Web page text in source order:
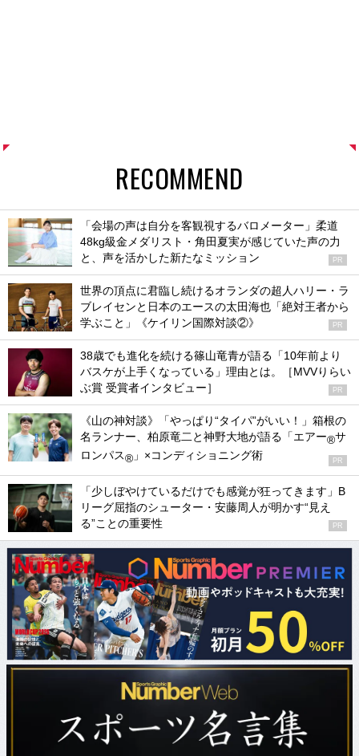
RECOMMEND
「会場の声は自分を客観視するバロメーター」柔道
48kg級金メダリスト・角田夏実が感じていた声の力
と、声を活かした新たなミッション
PR
世界の頂点に君臨し続けるオランダの超人ハリー・ラ
ブレイセンと日本のエースの太田海也「絶対王者から
学ぶこと」《ケイリン国際対談②》
PR
38歳でも進化を続ける篠山竜青が語る「10年前より
バスケが上手くなっている」理由とは。［MVVりらい
ぶ賞 受賞者インタビュー］
PR
《山の神対談》「やっぱり“タイパ”がいい！」箱根の
名ランナー、柏原竜二と神野大地が語る「エアー®サ
ロンパス® 」×コンディショニング術 PR
「少しぼやけているだけでも感覚が狂ってきます」B
リーグ屈指のシューター・安藤周人が明かす“見え
る”ことの重要性
PR